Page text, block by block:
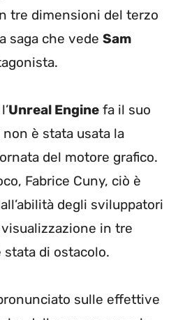
tre dimensioni del terzo
saga che vede Sam
Unreal Engine fa il suo
è stata usata la
del motore grafico.
Fabrice Cuny, ciò è
degli sviluppatori
in tre
di ostacolo.
sulle effettive